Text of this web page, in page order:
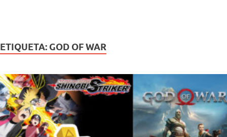
ETIQUETA: GOD OF WAR